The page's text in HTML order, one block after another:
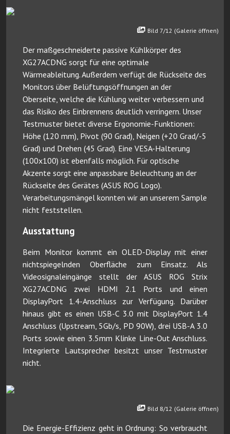
Bild 7/12 (Galerie öffnen)
Der maßgeschneiderte passive Kühlkörper des
XG27ACDNG sorgt für eine optimale
Wärmeableitung. Außerdem verfügt die Rückseite des
Monitors über Belüftungsöffnungen an der
Oberseite, welche die Kühlung weiter verbessern und
das Risiko des Einbrennens deutlich verringern. Unser
Testmuster bietet diverse Ergonomie-Funktionen:
Höhe (120 mm), Pivot (90 Grad), Neigen (+20 Grad/-5
Grad) und Drehen (45 Grad). Eine VESA-Halterung
(100x100) ist ebenfalls möglich. Für optische
Akzente sorgt eine anpassbare Beleuchtung an der
Rückseite des Gerätes (ASUS ROG Logo).
Verarbeitungsmängel konnten wir an unserem Sample
nicht feststellen.
Ausstattung
Beim Monitor kommt ein OLED-Display mit einer
nichtspiegelnden Oberfläche zum Einsatz. Als
Videosignaleingänge stellt der ASUS ROG Strix
XG27ACDNG zwei HDMI 2.1 Ports und einen
DisplayPort 1.4-Anschluss zur Verfügung. Darüber
hinaus gibt es einen USB-C 3.0 mit DisplayPort 1.4
Anschluss (Upstream, 5Gb/s, PD 90W), drei USB-A 3.0
Ports sowie einen 3.5mm Klinke Line-Out Anschluss.
Integrierte Lautsprecher besitzt unser Testmuster
nicht.
Bild 8/12 (Galerie öffnen)
Die Energie-Effizienz geht in Ordnung: So verbraucht